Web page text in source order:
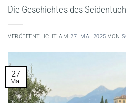
Die Geschichtes des
VERÖFFENTLICHT AM27. MAI 2025 VON
27
Mai